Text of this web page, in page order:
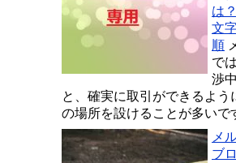
は
文
順
で
渉
と、確実に取引ができるよう
の場所を設けることが多いで
メ
ブ